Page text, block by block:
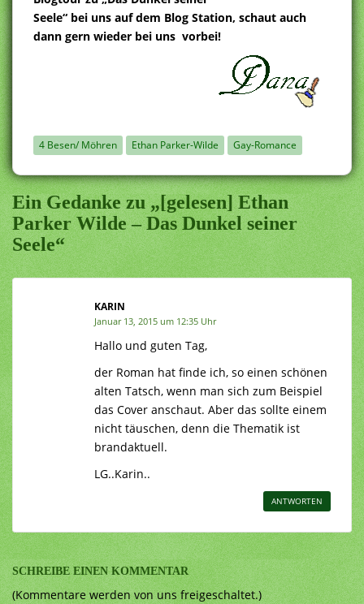
Seele“ bei uns auf dem Blog Station, schaut auch
dann gern wieder bei uns vorbei!
4 Besen/ Möhren Ethan Parker-Wilde Gay-Romance
Ein Gedanke zu „[gelesen] Ethan
Parker Wilde – Das Dunkel seiner
Seele“
KARIN
Januar 13, 2015 um 12:35 Uhr
Hallo und guten Tag,
der Roman hat finde ich, so einen schönen
alten Tatsch, wenn man sich zum Beispiel
das Cover anschaut. Aber das sollte einem
nicht täuschen, denn die Thematik ist
brandaktuell.
LG..Karin..
ANTWORTEN
SCHREIBE EINEN KOMMENTAR
(Kommentare werden von uns freigeschaltet.)